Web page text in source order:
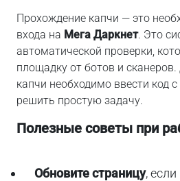
Прохождение капчи — это
входа на Мега Даркнет. Это
автоматической проверки,
площадку от ботов и
капчи необходимо ввести код
решить простую задачу.
Полезные советы при
Обновите страницу,